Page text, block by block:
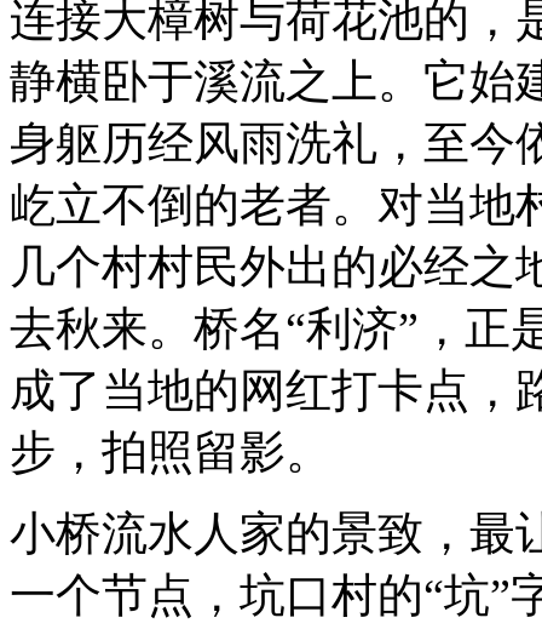
连接大樟树与荷花池的，
静横卧于溪流之上。它始
身躯历经风雨洗礼，至今
屹立不倒的老者。对当地
几个村村民外出的必经之
去秋来。桥名“利济”，正
成了当地的网红打卡点，
步，拍照留影。
小桥流水人家的景致，最
一个节点，坑口村的“坑”